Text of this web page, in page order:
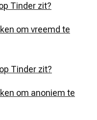
Tinder zit?
om vreemd te
Tinder zit?
om anoniem te